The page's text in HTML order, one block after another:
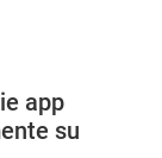
app
su